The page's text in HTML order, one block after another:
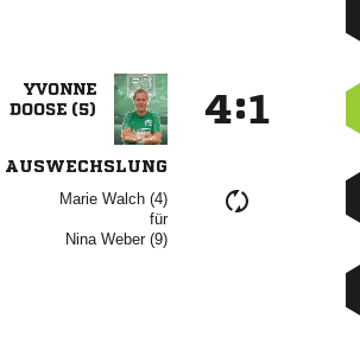

 
:
AUSWECHSLUNG
  
für
  